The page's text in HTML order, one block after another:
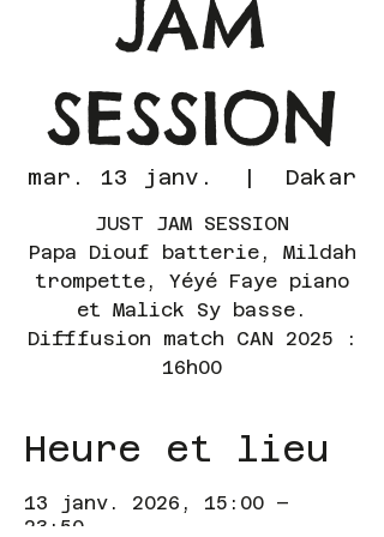
JAM
SESSION
mar. 13 janv.
  |
Dakar
JUST JAM SESSION
Papa Diouf batterie, Mildah
trompette, Yéyé Faye piano
et Malick Sy basse.
Difffusion match CAN 2025 :
16h00
Heure et lieu
13 janv. 2026, 15:00 –
23:50